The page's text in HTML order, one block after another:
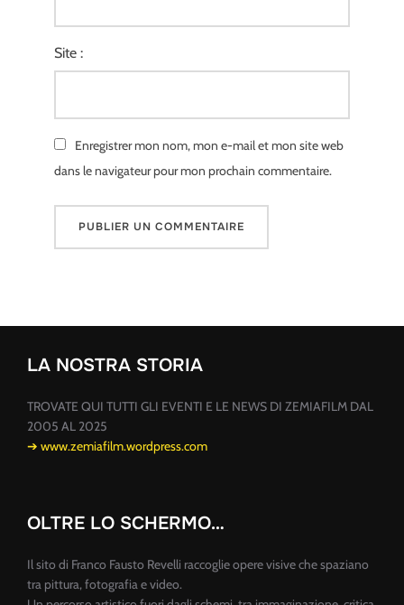
Site :
Enregistrer mon nom, mon e-mail et mon site web
dans le navigateur pour mon prochain commentaire.
LA NOSTRA STORIA
TROVATE QUI TUTTI GLI EVENTI E LE NEWS DI ZEMIAFILM DAL
2005 AL 2025
➔ www.zemiafilm.wordpress.com
OLTRE LO SCHERMO…
Il sito di Franco Fausto Revelli raccoglie opere visive che spaziano
tra pittura, fotografia e video.